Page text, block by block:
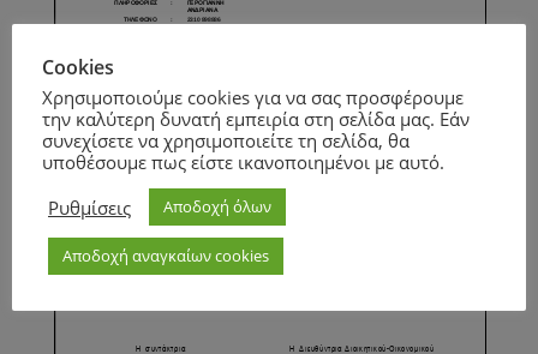
Cookies
Χρησιμοποιούμε cookies για να σας προσφέρουμε
την καλύτερη δυνατή εμπειρία στη σελίδα μας. Εάν
συνεχίσετε να χρησιμοποιείτε τη σελίδα, θα
υποθέσουμε πως είστε ικανοποιημένοι με αυτό.
Ρυθμίσεις
Αποδοχή όλων
Αποδοχή αναγκαίων cookies